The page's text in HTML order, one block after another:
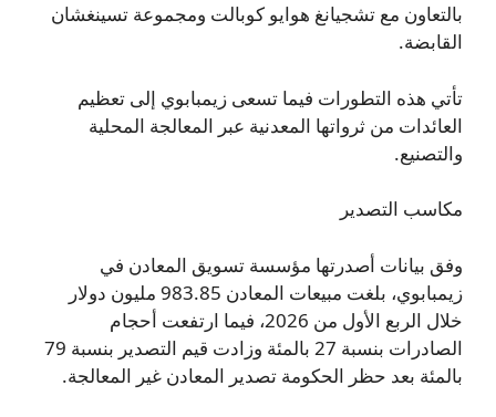
بالتعاون مع تشجيانغ هوايو كوبالت ومجموعة تسينغشان
القابضة.
تأتي هذه التطورات فيما تسعى زيمبابوي إلى تعظيم
العائدات من ثرواتها المعدنية عبر المعالجة المحلية
والتصنيع.
مكاسب التصدير
وفق بيانات أصدرتها مؤسسة تسويق المعادن في
زيمبابوي، بلغت مبيعات المعادن 983.85 مليون دولار
خلال الربع الأول من 2026، فيما ارتفعت أحجام
الصادرات بنسبة 27 بالمئة وزادت قيم التصدير بنسبة 79
بالمئة بعد حظر الحكومة تصدير المعادن غير المعالجة.